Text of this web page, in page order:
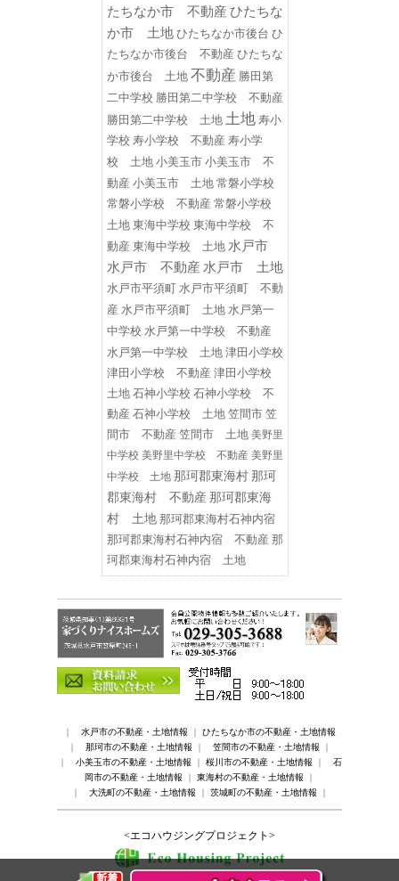
たちなか市 不動産 ひたちな
か市 土地 ひたちなか市後台 ひ
たちなか市後台 不動産 ひたちな
か市後台 土地 不動産 勝田第
二中学校 勝田第二中学校 不動産
勝田第二中学校 土地 土地 寿小
学校 寿小学校 不動産 寿小学
校 土地 小美玉市 小美玉市 不
動産 小美玉市 土地 常磐小学校
常磐小学校 不動産 常磐小学校
土地 東海中学校 東海中学校 不
動産 東海中学校 土地 水戸市
水戸市 不動産 水戸市 土地
水戸市平須町
水戸市平須町 不動
産 水戸市平須町 土地 水戸第一
中学校 水戸第一中学校 不動産
水戸第一中学校 土地 津田小学校
津田小学校 不動産 津田小学校
土地 石神小学校 石神小学校 不
動産 石神小学校 土地 笠間市 笠
間市 不動産 笠間市 土地 美野里
中学校 美野里中学校 不動産 美野里
中学校 土地 那珂郡東海村那珂
郡東海村 不動産那珂郡東海
村 土地 那珂郡東海村石神内宿
那珂郡東海村石神内宿 不動産 那
珂郡東海村石神内宿 土地
｜ 水戸市の不動産・土地情報 ｜ ひたちなか市の不動産・土地情報
｜ 那珂市の不動産・土地情報 ｜ 笠間市の不動産・土地情報 ｜
｜ 小美玉市の不動産・土地情報 ｜ 桜川市の不動産・土地情報 ｜ 石
岡市の不動産・土地情報 ｜ 東海村の不動産・土地情報 ｜
｜ 大洗町の不動産・土地情報 ｜ 茨城町の不動産・土地情報 ｜
<エコハウジングプロジェクト>